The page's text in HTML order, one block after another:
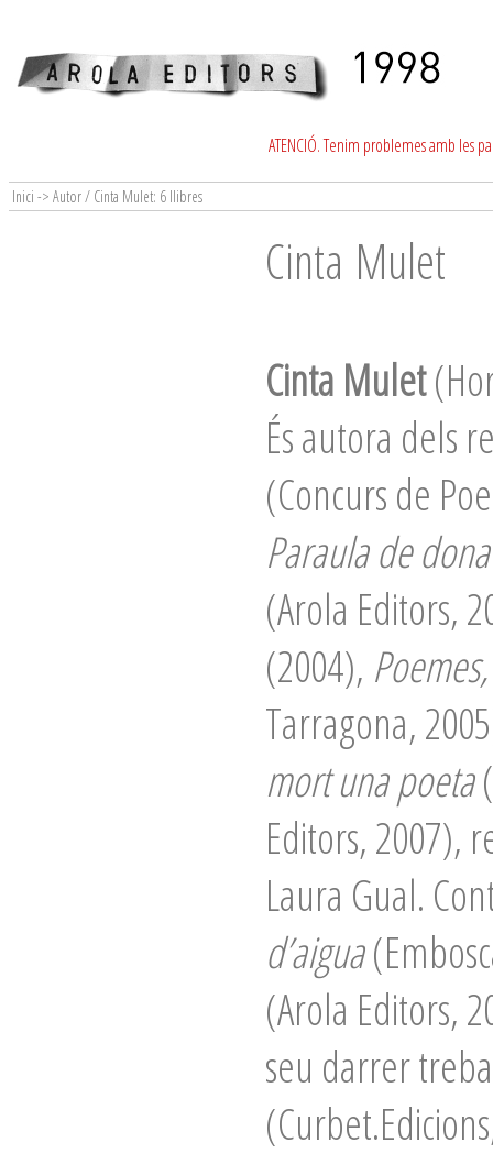
ATENCIÓ. Tenim problemes amb les
Inici -> Autor / Cinta Mulet: 6 llibres
Cinta Mulet
Cinta Mulet
És autora dels
(Concurs de
Paraula de dona
(Arola Editors,
(2004),
Tarragona,
mort una poeta
Editors, 2007),
Laura Gual.
d’aigua
(Arola Editors,
seu darrer